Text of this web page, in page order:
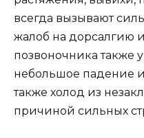
всегда вызывают
жалоб на дорсалгию
позвоночника также
небольшое падение
также холод из
причиной сильных